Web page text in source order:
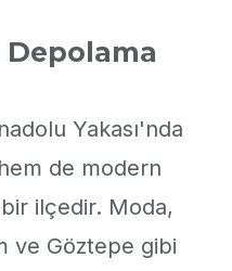
Depolama
Yakası'nda
de modern
ilçedir. Moda,
ve Göztepe gibi